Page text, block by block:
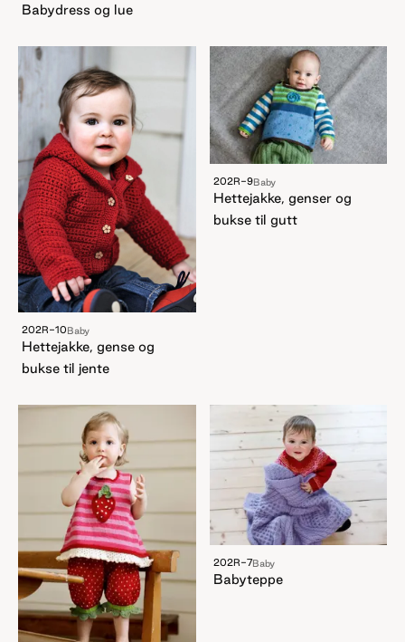
Babydress og lue
202R-10Baby
Hettejakke, gense og
bukse til jente
202R-9Baby
Hettejakke, genser og
bukse til gutt
202R-7Baby
Babyteppe